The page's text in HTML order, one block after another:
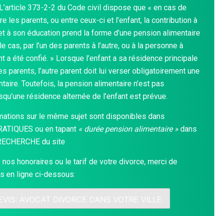
373-2-2 du Code civil dispose que « en cas de
les parents, ou entre ceux-ci et l’enfant, la contribution à
à son éducation prend la forme d’une pension alimentaire
cas, par l’un des parents à l’autre, ou à la personne à
a été confié. » Lorsque l’enfant a sa résidence principale
parents, l’autre parent doit lui verser obligatoirement une
Toutefois, la pension alimentaire n’est pas
résidence alternée de l’enfant est prévue.
sur le même sujet sont disponibles dans
ou en tapant « durée pension alimentaire » dans
du site
nos honoraires ou le tarif de votre divorce, merci de
en ligne ci-dessous:
AVOCAT DIVORCE DANS VOTRE VILLE